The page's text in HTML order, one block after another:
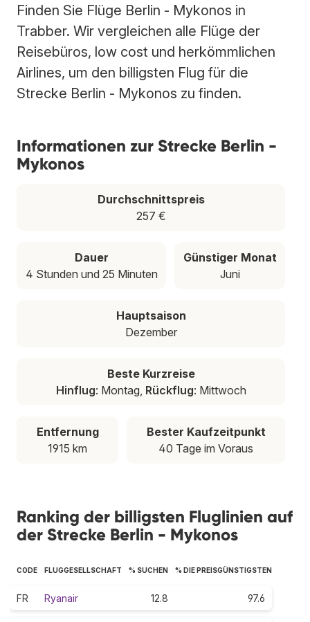
Finden Sie Flüge Berlin - Mykonos in
Trabber. Wir vergleichen alle Flüge der
Reisebüros, low cost und herkömmlichen
Airlines, um den billigsten Flug für die
Strecke Berlin - Mykonos zu finden.
Informationen zur Strecke Berlin -
Mykonos
Durchschnittspreis
257 €
Dauer
4 Stunden und 25 Minuten
Günstiger Monat
Juni
Hauptsaison
Dezember
Beste Kurzreise
Hinflug: Montag, Rückflug: Mittwoch
Entfernung
1915 km
Bester Kaufzeitpunkt
40 Tage im Voraus
Ranking der billigsten Fluglinien auf
der Strecke Berlin - Mykonos
CODE FLUGGESELLSCHAFT % SUCHEN % DIE PREISGÜNSTIGSTEN
FR Ryanair 12.8 97.6